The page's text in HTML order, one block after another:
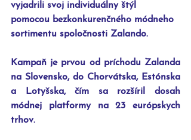
vyjadrili svoj individuálny štýl
pomocou bezkonkurenčného módneho
sortimentu spoločnosti Zalando.
Kampaň je prvou od príchodu Zalanda
na Slovensko, do Chorvátska, Estónska
a Lotyšska, čím sa rozšíril dosah
módnej platformy na 23 európskych
trhov.